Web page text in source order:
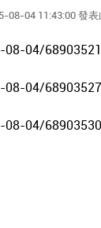
08-04 11:43:00 發
04/
04/
04/